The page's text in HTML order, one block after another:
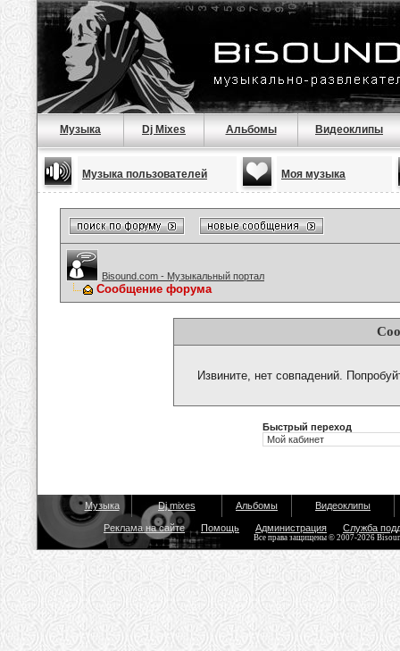
Музыка Dj Mixes Альбомы Видеоклипы
Музыка пользователей Моя музыка
Bisound.com - Музыкальный портал
Сообщение форума
Извините, нет совпадений.
Быстрый переход
Музыка Dj mixes Альбомы Видеоклипы
Реклама на сайте Помощь Администрация Служба
Все права защищены © 2007-2026